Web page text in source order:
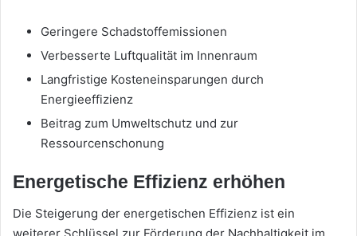
Geringere Schadstoffemissionen
Verbesserte Luftqualität im Innenraum
Langfristige Kosteneinsparungen durch
Energieeffizienz
Beitrag zum Umweltschutz und zur
Ressourcenschonung
Energetische Effizienz erhöhen
Die Steigerung der energetischen Effizienz ist ein